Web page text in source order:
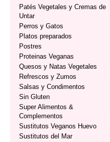
Patés Vegetales y Cremas de
Untar
Perros y Gatos
Platos preparados
Postres
Proteinas Veganas
Quesos y Natas Vegetales
Refrescos y Zumos
Salsas y Condimentos
Sin Gluten
Super Alimentos &
Complementos
Sustitutos Veganos Huevo
Sustitutos del Mar